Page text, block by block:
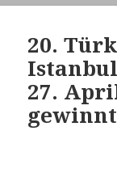
20.
27.